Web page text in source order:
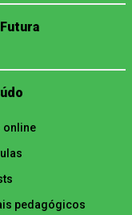
online
pedagógicos